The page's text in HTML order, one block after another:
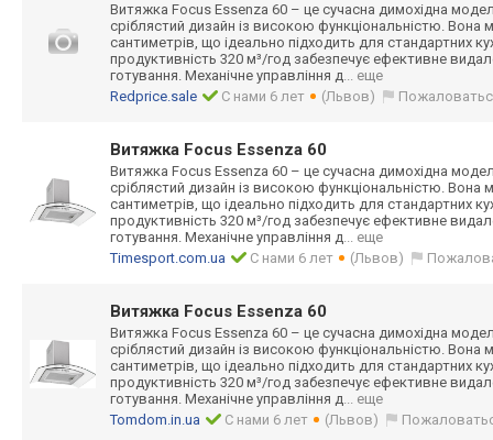
Витяжка Focus Essenza 60 – це сучасна димохідна
сріблястий дизайн із високою функціональністю. Вона
сантиметрів, що ідеально підходить для стандартних
продуктивність 320 м³/год забезпечує ефективне
готування. Механічне управління д... еще
Redprice.sale
С нами 6 лет (Львов)
Витяжка Focus Essenza 60
Витяжка Focus Essenza 60 – це сучасна димохідна
сріблястий дизайн із високою функціональністю. Вона
сантиметрів, що ідеально підходить для стандартних
продуктивність 320 м³/год забезпечує ефективне
готування. Механічне управління д... еще
Timesport.com.ua
С нами 6 лет (Львов)
Витяжка Focus Essenza 60
Витяжка Focus Essenza 60 – це сучасна димохідна
сріблястий дизайн із високою функціональністю. Вона
сантиметрів, що ідеально підходить для стандартних
продуктивність 320 м³/год забезпечує ефективне
готування. Механічне управління д... еще
Tomdom.in.ua
С нами 6 лет (Львов)